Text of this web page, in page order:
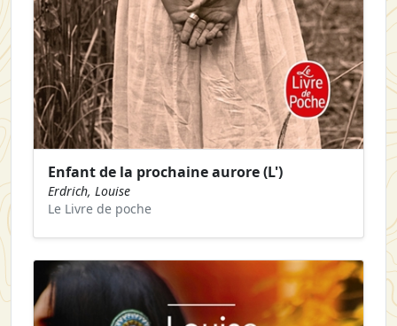
Enfant de la prochaine aurore (L')
Erdrich, Louise
Le Livre de poche